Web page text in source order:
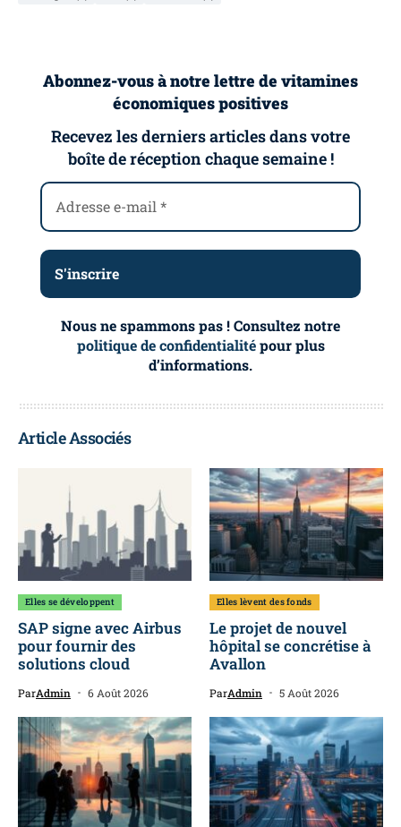
Abonnez-vous à notre lettre de vitamines
économiques positives
Recevez les derniers articles dans votre
boîte de réception chaque semaine !
Nous ne spammons pas ! Consultez notre
politique de confidentialitépour plus
d’informations.
Article Associés
Elles se développent
SAP signe avec Airbus
pour fournir des
solutions cloud
ParAdmin 6 Août 2026
Elles lèvent des fonds
Le projet de nouvel
hôpital se concrétise à
Avallon
ParAdmin 5 Août 2026